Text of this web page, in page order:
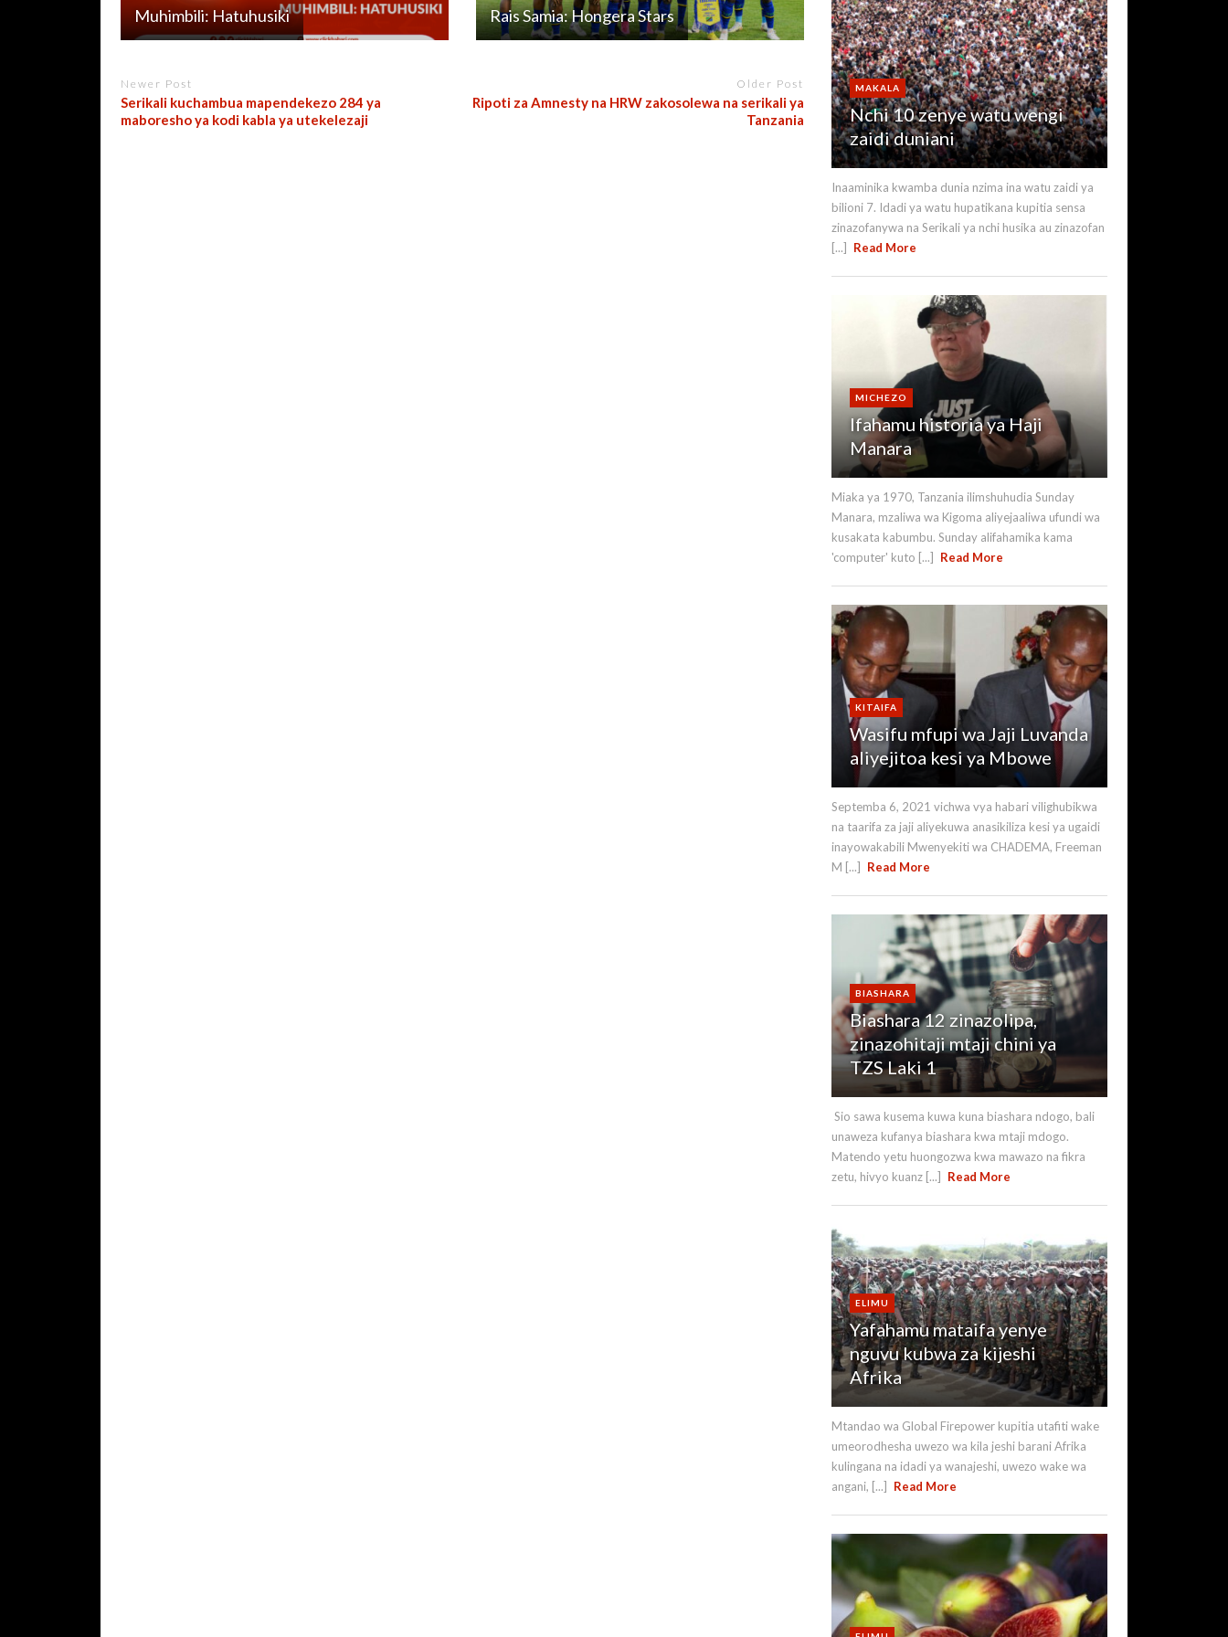
Muhimbili: Hatuhusiki Rais Samia: Hongera Stars
Newer Post
Serikali kuchambua mapendekezo 284 ya
maboresho ya kodi kabla ya utekelezaji
Older Post
Ripoti za Amnesty na HRW zakosolewa na serikali ya
Tanzania
MAKALA
Nchi 10 zenye watu wengi
zaidi duniani
Inaaminika kwamba dunia nzima ina watu zaidi ya
bilioni 7. Idadi ya watu hupatikana kupitia sensa
zinazofanywa na Serikali ya nchi husika au zinazofan
[...]
Read More
MICHEZO
Ifahamu historia ya Haji
Manara
Miaka ya 1970, Tanzania ilimshuhudia Sunday
Manara, mzaliwa wa Kigoma aliyejaaliwa ufundi wa
kusakata kabumbu. Sunday alifahamika kama
'computer' kuto [...]
Read More
KITAIFA
Wasifu mfupi wa Jaji Luvanda
aliyejitoa kesi ya Mbowe
Septemba 6, 2021 vichwa vya habari vilighubikwa
na taarifa za jaji aliyekuwa anasikiliza kesi ya ugaidi
inayowakabili Mwenyekiti wa CHADEMA, Freeman
M [...]
Read More
BIASHARA
Biashara 12 zinazolipa,
zinazohitaji mtaji chini ya
TZS Laki 1
Sio sawa kusema kuwa kuna biashara ndogo, bali
unaweza kufanya biashara kwa mtaji mdogo.
Matendo yetu huongozwa kwa mawazo na fikra
zetu, hivyo kuanz [...]
Read More
ELIMU
Yafahamu mataifa yenye
nguvu kubwa za kijeshi
Afrika
Mtandao wa Global Firepower kupitia utafiti wake
umeorodhesha uwezo wa kila jeshi barani Afrika
kulingana na idadi ya wanajeshi, uwezo wake wa
angani, [...]
Read More